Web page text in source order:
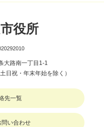
役所
大路南一丁目1-1
日祝・年末年始を除く）
先一覧
問い合わせ